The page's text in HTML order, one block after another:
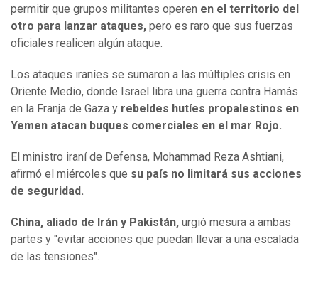
permitir que grupos militantes operen en el territorio del
otro para lanzar ataques, pero es raro que sus fuerzas
oficiales realicen algún ataque.
Los ataques iraníes se sumaron a las múltiples crisis en
Oriente Medio, donde Israel libra una guerra contra Hamás
en la Franja de Gaza y rebeldes hutíes propalestinos en
Yemen atacan buques comerciales en el mar Rojo.
El ministro iraní de Defensa, Mohammad Reza Ashtiani,
afirmó el miércoles que su país no limitará sus acciones
de seguridad.
China, aliado de Irán y Pakistán, urgió mesura a ambas
partes y "evitar acciones que puedan llevar a una escalada
de las tensiones".